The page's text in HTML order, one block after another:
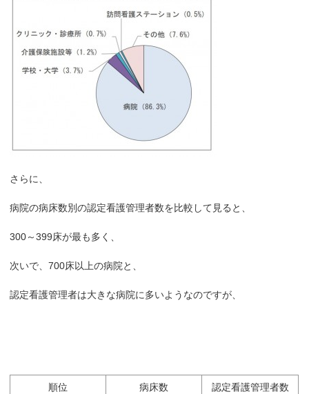
さらに、
病院の病床数別の認定看護管理者数を比較して見ると、
300～399床が最も多く、
次いで、700床以上の病院と、
認定看護管理者は大きな病院に多いようなのですが、
順位 病床数 認定看護管理者数